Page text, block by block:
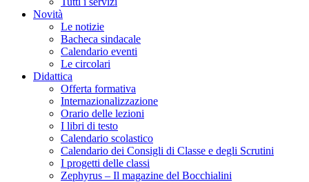
Novità
Le notizie
Bacheca sindacale
Calendario eventi
Le circolari
Didattica
Offerta formativa
Internazionalizzazione
Orario delle lezioni
I libri di testo
Calendario scolastico
Calendario dei Consigli di Classe e degli Scrutini
I progetti delle classi
Zephyrus – Il magazine del Bocchialini